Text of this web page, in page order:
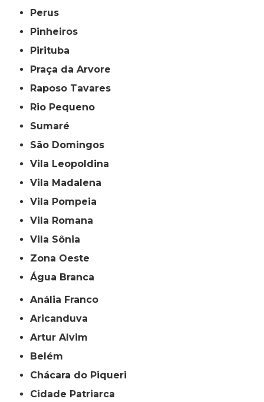
Perus
Pinheiros
Pirituba
Praça da Arvore
Raposo Tavares
Rio Pequeno
Sumaré
São Domingos
Vila Leopoldina
Vila Madalena
Vila Pompeia
Vila Romana
Vila Sônia
Zona Oeste
Água Branca
Anália Franco
Aricanduva
Artur Alvim
Belém
Chácara do Piqueri
Cidade Patriarca